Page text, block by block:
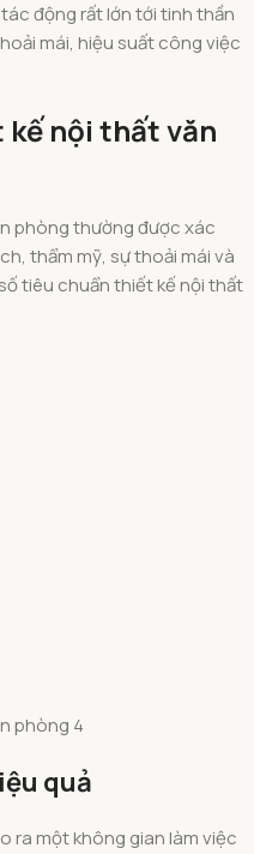
động rất lớn tới tinh thần
mái, hiệu suất công việc
nội thất văn
phòng thường được xác
thẩm mỹ, sự thoải mái và
tiêu chuẩn thiết kế nội thất
phòng 4
quả
ra một không gian làm việc